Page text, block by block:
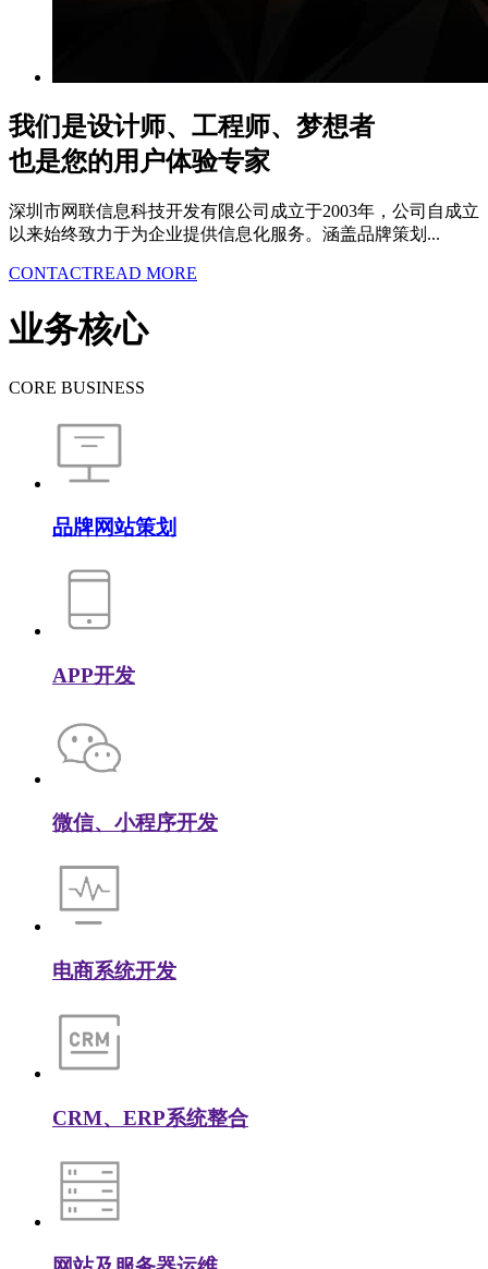
我们是设计师、工程师、梦想者
也是您的用户体验专家
深圳市网联信息科技开发有限公司成立于2003年，公司自成立
以来始终致力于为企业提供信息化服务。涵盖品牌策划...
CONTACTREAD MORE
业务核心
CORE BUSINESS
品牌网站策划
APP开发
微信、小程序开发
电商系统开发
CRM、ERP系统整合